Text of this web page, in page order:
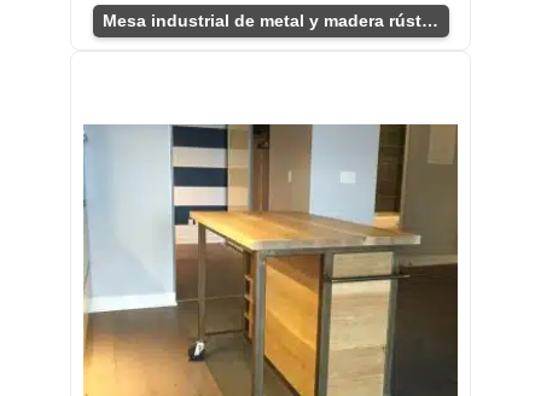
Mesa industrial de metal y madera rústica